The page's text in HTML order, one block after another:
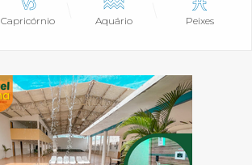
Capricórnio Aquário Peixes